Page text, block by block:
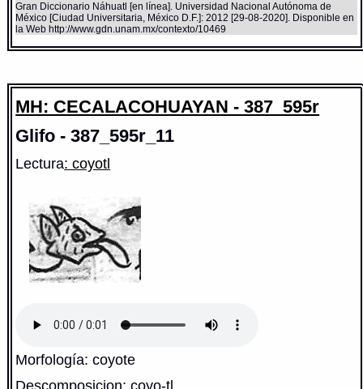
Gran Diccionario Náhuatl [en línea]. Universidad Nacional Autónoma de
México [Ciudad Universitaria, México D.F.]: 2012 [29-08-2020]. Disponible en
la Web http://www.gdn.unam.mx/contexto/10469
MH: CECALACOHUAYAN - 387_595r
Glifo - 387_595r_11
Lectura: coyotl
Morfología: coyote